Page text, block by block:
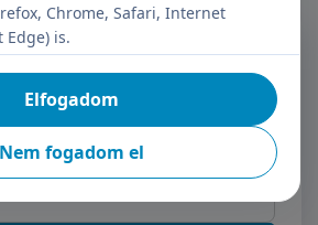
a Triton
Chrome, Safari, Internet
Edge) is.
Nem fogadom el
Elfogadom